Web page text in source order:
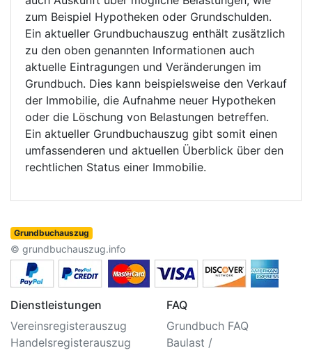
zum Beispiel Hypotheken oder Grundschulden.
Ein aktueller Grundbuchauszug enthält zusätzlich
zu den oben genannten Informationen auch
aktuelle Eintragungen und Veränderungen im
Grundbuch. Dies kann beispielsweise den Verkauf
der Immobilie, die Aufnahme neuer Hypotheken
oder die Löschung von Belastungen betreffen.
Ein aktueller Grundbuchauszug gibt somit einen
umfassenderen und aktuellen Überblick über den
rechtlichen Status einer Immobilie.
Grundbuchauszug
© grundbuchauszug.info
Dienstleistungen
Vereinsregisterauszug
Handelsregisterauszug
FAQ
Grundbuch FAQ
Baulast /